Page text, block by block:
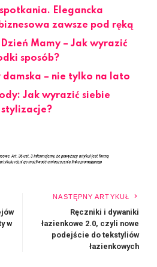
Elegancka
zawsze pod ręką
Mamy – Jak wyrazić
sposób?
damska – nie tylko na lato
Jak wyrazić siebie
w
NASTĘPNY ARTYKUŁ
Ręczniki i dywaniki
łazienkowe 2.0, czyli nowe
podejście do tekstyliów
łazienkowych